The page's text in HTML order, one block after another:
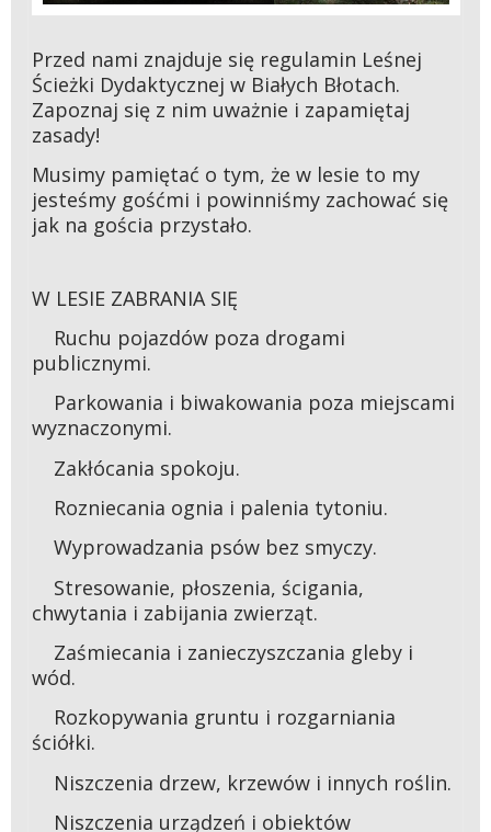
Przed nami znajduje się regulamin Leśnej
Ścieżki Dydaktycznej w Białych Błotach.
Zapoznaj się z nim uważnie i zapamiętaj
zasady!
Musimy pamiętać o tym, że w lesie to my
jesteśmy gośćmi i powinniśmy zachować się
jak na gościa przystało.
W LESIE ZABRANIA SIĘ
Ruchu pojazdów poza drogami
publicznymi.
Parkowania i biwakowania poza miejscami
wyznaczonymi.
Zakłócania spokoju.
Rozniecania ognia i palenia tytoniu.
Wyprowadzania psów bez smyczy.
Stresowanie, płoszenia, ścigania,
chwytania i zabijania zwierząt.
Zaśmiecania i zanieczyszczania gleby i
wód.
Rozkopywania gruntu i rozgarniania
ściółki.
Niszczenia drzew, krzewów i innych roślin.
Niszczenia urządzeń i obiektów